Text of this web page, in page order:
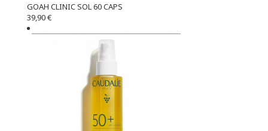
GOAH CLINIC SOL 60 CAPS
39,90 €